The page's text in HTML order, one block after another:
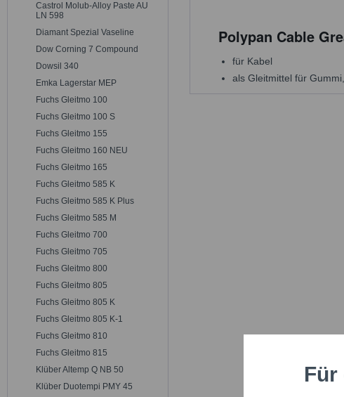
Castrol Molub-Alloy Paste AU
LN 598
Diamant Spezial Vaseline
Dow Corning 7 Compound
Dowsil 340
Emka Lagerstar MEP
Fuchs Gleitmo 100
Fuchs Gleitmo 100 S
Fuchs Gleitmo 155
Fuchs Gleitmo 160 NEU
Fuchs Gleitmo 165
Fuchs Gleitmo 585 K
Fuchs Gleitmo 585 K Plus
Fuchs Gleitmo 585 M
Fuchs Gleitmo 700
Fuchs Gleitmo 705
Fuchs Gleitmo 800
Fuchs Gleitmo 805
Fuchs Gleitmo 805 K
Fuchs Gleitmo 805 K-1
Fuchs Gleitmo 810
Fuchs Gleitmo 815
Klüber Altemp Q NB 50
Klüber Duotempi PMY 45
Polypan Cable
für Kabel
als Gleitmittel für
Funktionale
Für